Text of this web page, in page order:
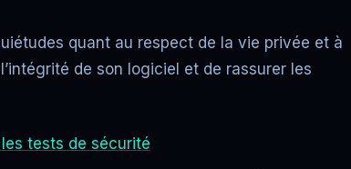
quant au respect de la vie privée et à
de son logiciel et de rassurer les
tests de sécurité